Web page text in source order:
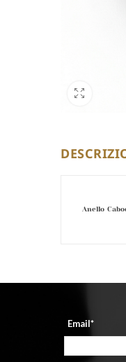
Anello
Email*